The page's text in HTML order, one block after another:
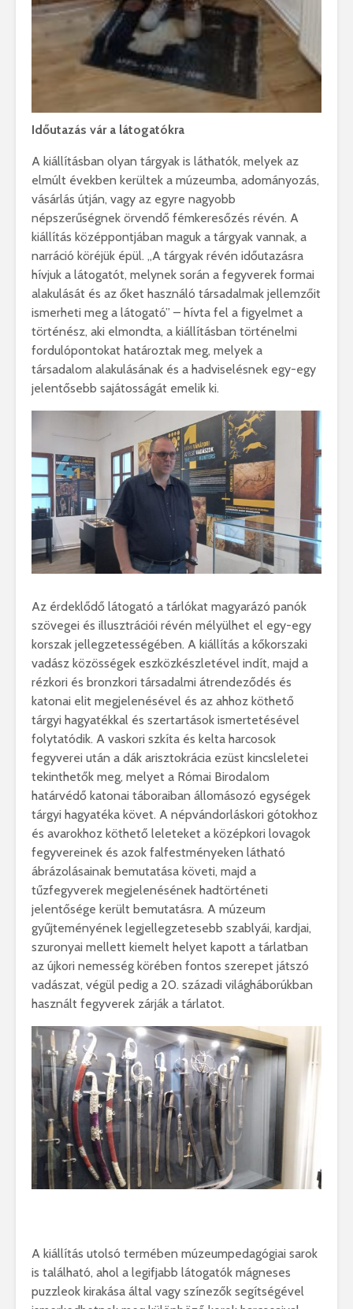
Időutazás vár a látogatókra
A kiállításban olyan tárgyak is láthatók, melyek az
elmúlt években kerültek a múzeumba, adományozás,
vásárlás útján, vagy az egyre nagyobb
népszerűségnek örvendő fémkeresőzés révén. A
kiállítás középpontjában maguk a tárgyak vannak, a
narráció köréjük épül. „A tárgyak révén időutazásra
hívjuk a látogatót, melynek során a fegyverek formai
alakulását és az őket használó társadalmak jellemzőit
ismerheti meg a látogató” – hívta fel a figyelmet a
történész, aki elmondta, a kiállításban történelmi
fordulópontokat határoztak meg, melyek a
társadalom alakulásának és a hadviselésnek egy-egy
jelentősebb sajátosságát emelik ki.
Az érdeklődő látogató a tárlókat magyarázó panók
szövegei és illusztrációi révén mélyülhet el egy-egy
korszak jellegzetességében. A kiállítás a kőkorszaki
vadász közösségek eszközkészletével indít, majd a
rézkori és bronzkori társadalmi átrendeződés és
katonai elit megjelenésével és az ahhoz köthető
tárgyi hagyatékkal és szertartások ismertetésével
folytatódik. A vaskori szkíta és kelta harcosok
fegyverei után a dák arisztokrácia ezüst kincsleletei
tekinthetők meg, melyet a Római Birodalom
határvédő katonai táboraiban állomásozó egységek
tárgyi hagyatéka követ. A népvándorláskori gótokhoz
és avarokhoz köthető leleteket a középkori lovagok
fegyvereinek és azok falfestményeken látható
ábrázolásainak bemutatása követi, majd a
tűzfegyverek megjelenésének hadtörténeti
jelentősége került bemutatásra. A múzeum
gyűjteményének legjellegzetesebb szablyái, kardjai,
szuronyai mellett kiemelt helyet kapott a tárlatban
az újkori nemesség körében fontos szerepet játszó
vadászat, végül pedig a 20. századi világháborúkban
használt fegyverek zárják a tárlatot.
A kiállítás utolsó termében múzeumpedagógiai sarok
is található, ahol a legifjabb látogatók mágneses
puzzleok kirakása által vagy színezők segítségével